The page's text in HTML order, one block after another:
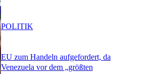
EU zum Handeln aufgefordert, da
Venezuela vor dem „größten
POLITIK